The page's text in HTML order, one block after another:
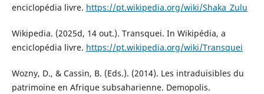
enciclopédia livre. https://pt.wikipedia.org/wiki/Shaka_Zulu
Wikipedia. (2025d, 14 out.). Transquei. In Wikipédia, a
enciclopédia livre. https://pt.wikipedia.org/wiki/Transquei
Wozny, D., & Cassin, B. (Eds.). (2014). Les intraduisibles du
patrimoine en Afrique subsaharienne. Demopolis.